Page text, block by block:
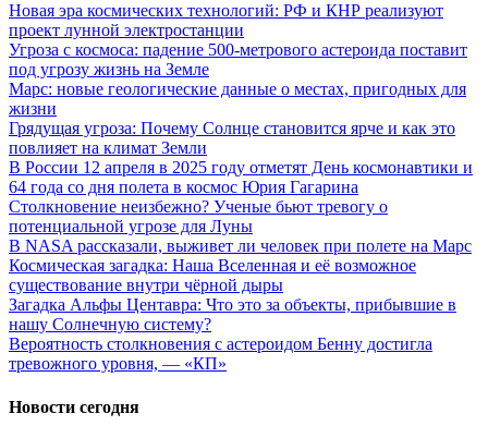
Новая эра космических технологий: РФ и КНР реализуют
проект лунной электростанции
Угроза с космоса: падение 500-метрового астероида поставит
под угрозу жизнь на Земле
Марс: новые геологические данные о местах, пригодных для
жизни
Грядущая угроза: Почему Солнце становится ярче и как это
повлияет на климат Земли
В России 12 апреля в 2025 году отметят День космонавтики и
64 года со дня полета в космос Юрия Гагарина
Столкновение неизбежно? Ученые бьют тревогу о
потенциальной угрозе для Луны
В NASA рассказали, выживет ли человек при полете на Марс
Космическая загадка: Наша Вселенная и её возможное
существование внутри чёрной дыры
Загадка Альфы Центавра: Что это за объекты, прибывшие в
нашу Солнечную систему?
Вероятность столкновения с астероидом Бенну достигла
тревожного уровня, — «КП»
Новости сегодня